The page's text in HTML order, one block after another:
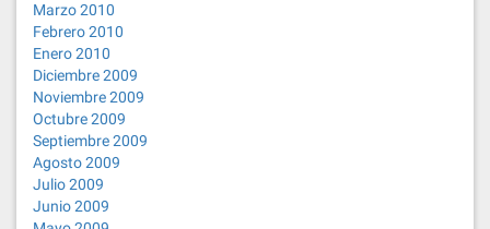
Marzo 2010
Febrero 2010
Enero 2010
Diciembre 2009
Noviembre 2009
Octubre 2009
Septiembre 2009
Agosto 2009
Julio 2009
Junio 2009